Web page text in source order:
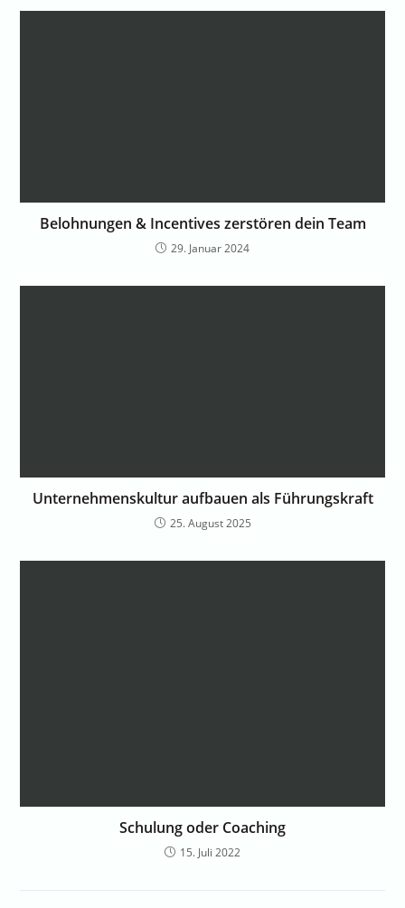
Belohnungen & Incentives zerstören dein Team
29. Januar 2024
Unternehmenskultur aufbauen als Führungskraft
25. August 2025
Schulung oder Coaching
15. Juli 2022